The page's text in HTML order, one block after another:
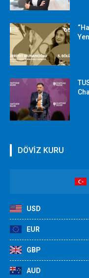
DÖVİZ KURU
USD
EUR
GBP
AUD